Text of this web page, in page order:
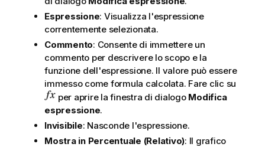
Espressione: Visualizza l'espressione
correntemente selezionata.
Commento: Consente di immettere un
commento per descrivere lo scopo e la
funzione dell'espressione. Il valore può essere
immesso come formula calcolata. Fare clic su
per aprire la finestra di dialogo Modifica
espressione.
Invisibile: Nasconde l'espressione.
Mostra in Percentuale (Relativo): Il grafico